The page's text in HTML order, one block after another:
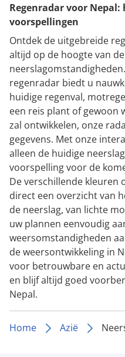
Regenradar voor Nepal:
voorspellingen
Ontdek de uitgebreide
altijd op de hoogte van
regenradar biedt u
huidige regenval,
een reis plant of gewoon
zal ontwikkelen, onze
gegevens. Met onze
alleen de huidige
voorspelling voor de
De verschillende kleuren
direct een overzicht van
de neerslag, van lichte
uw plannen eenvoudig
weersomstandigheden
de weersontwikkeling in
voor betrouwbare en
en blijf altijd goed
Nepal.
Home Azië